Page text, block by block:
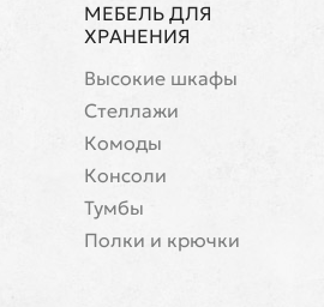
МЕБЕЛЬ ДЛЯ
ХРАНЕНИЯ
Высокие шкафы
Стеллажи
Комоды
Консоли
Тумбы
Полки и крючки